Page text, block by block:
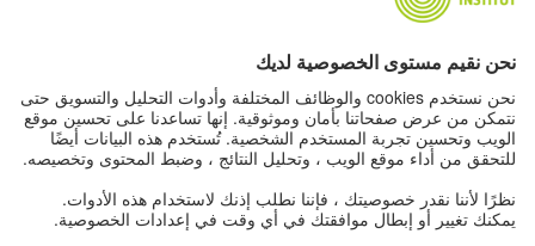
دورات اللغة الألمانية في معهد غوته
Lehrkräfteportal „Deutschstunde“
الخصوصية وإمكانية الوصول
إعدادات الخصوصية